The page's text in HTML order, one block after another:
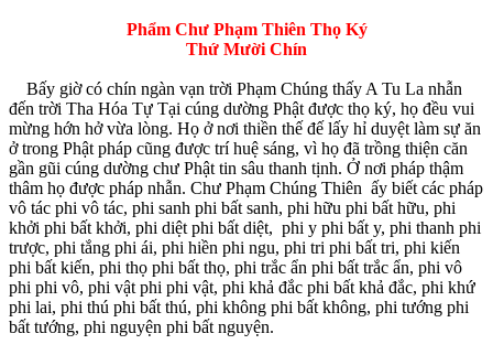
Phẩm Chư Phạm Thiên Thọ Ký
Thứ Mười Chín
Bấy giờ có chín ngàn vạn trời Phạm Chúng thấy A Tu La nhẫn
đến trời Tha Hóa Tự Tại cúng dường Phật được thọ ký, họ đều vui
mừng hớn hở vừa lòng. Họ ở nơi thiền thế đế lấy hỉ duyệt làm sự ăn
ở trong Phật pháp cũng được trí huệ sáng, vì họ đã trồng thiện căn
gần gũi cúng dường chư Phật tin sâu thanh tịnh. Ở nơi pháp thậm
thâm họ được pháp nhẫn. Chư Phạm Chúng Thiên ấy biết các pháp
vô tác phi vô tác, phi sanh phi bất sanh, phi hữu phi bất hữu, phi
khởi phi bất khởi, phi diệt phi bất diệt, phi y phi bất y, phi thanh phi
trược, phi tắng phi ái, phi hiền phi ngu, phi tri phi bất tri, phi kiến
phi bất kiến, phi thọ phi bất thọ, phi trắc ẩn phi bất trắc ẩn, phi vô
phi phi vô, phi vật phi phi vật, phi khả đắc phi bất khả đắc, phi khứ
phi lai, phi thú phi bất thú, phi không phi bất không, phi tướng phi
bất tướng, phi nguyện phi bất nguyện.